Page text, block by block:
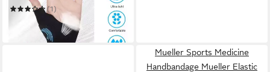
fingerlos mit Gel und
(1)
27,95 €
in 6-7 Werktagen bei dir
Mueller Sports Medicine
Handbandage Mueller Elastic